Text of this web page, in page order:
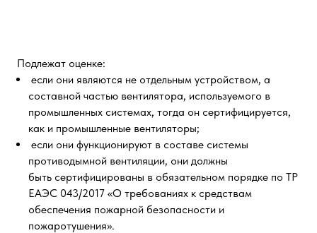
Подлежат оценке:
если они являются не отдельным устройством, а
составной частью вентилятора, используемого в
промышленных системах, тогда он сертифицируется,
как и промышленные вентиляторы;
если они функционируют в составе системы
противодымной вентиляции, они должны
быть сертифицированы в обязательном порядке по ТР
ЕАЭС 043/2017 «О требованиях к средствам
обеспечения пожарной безопасности и
пожаротушения».